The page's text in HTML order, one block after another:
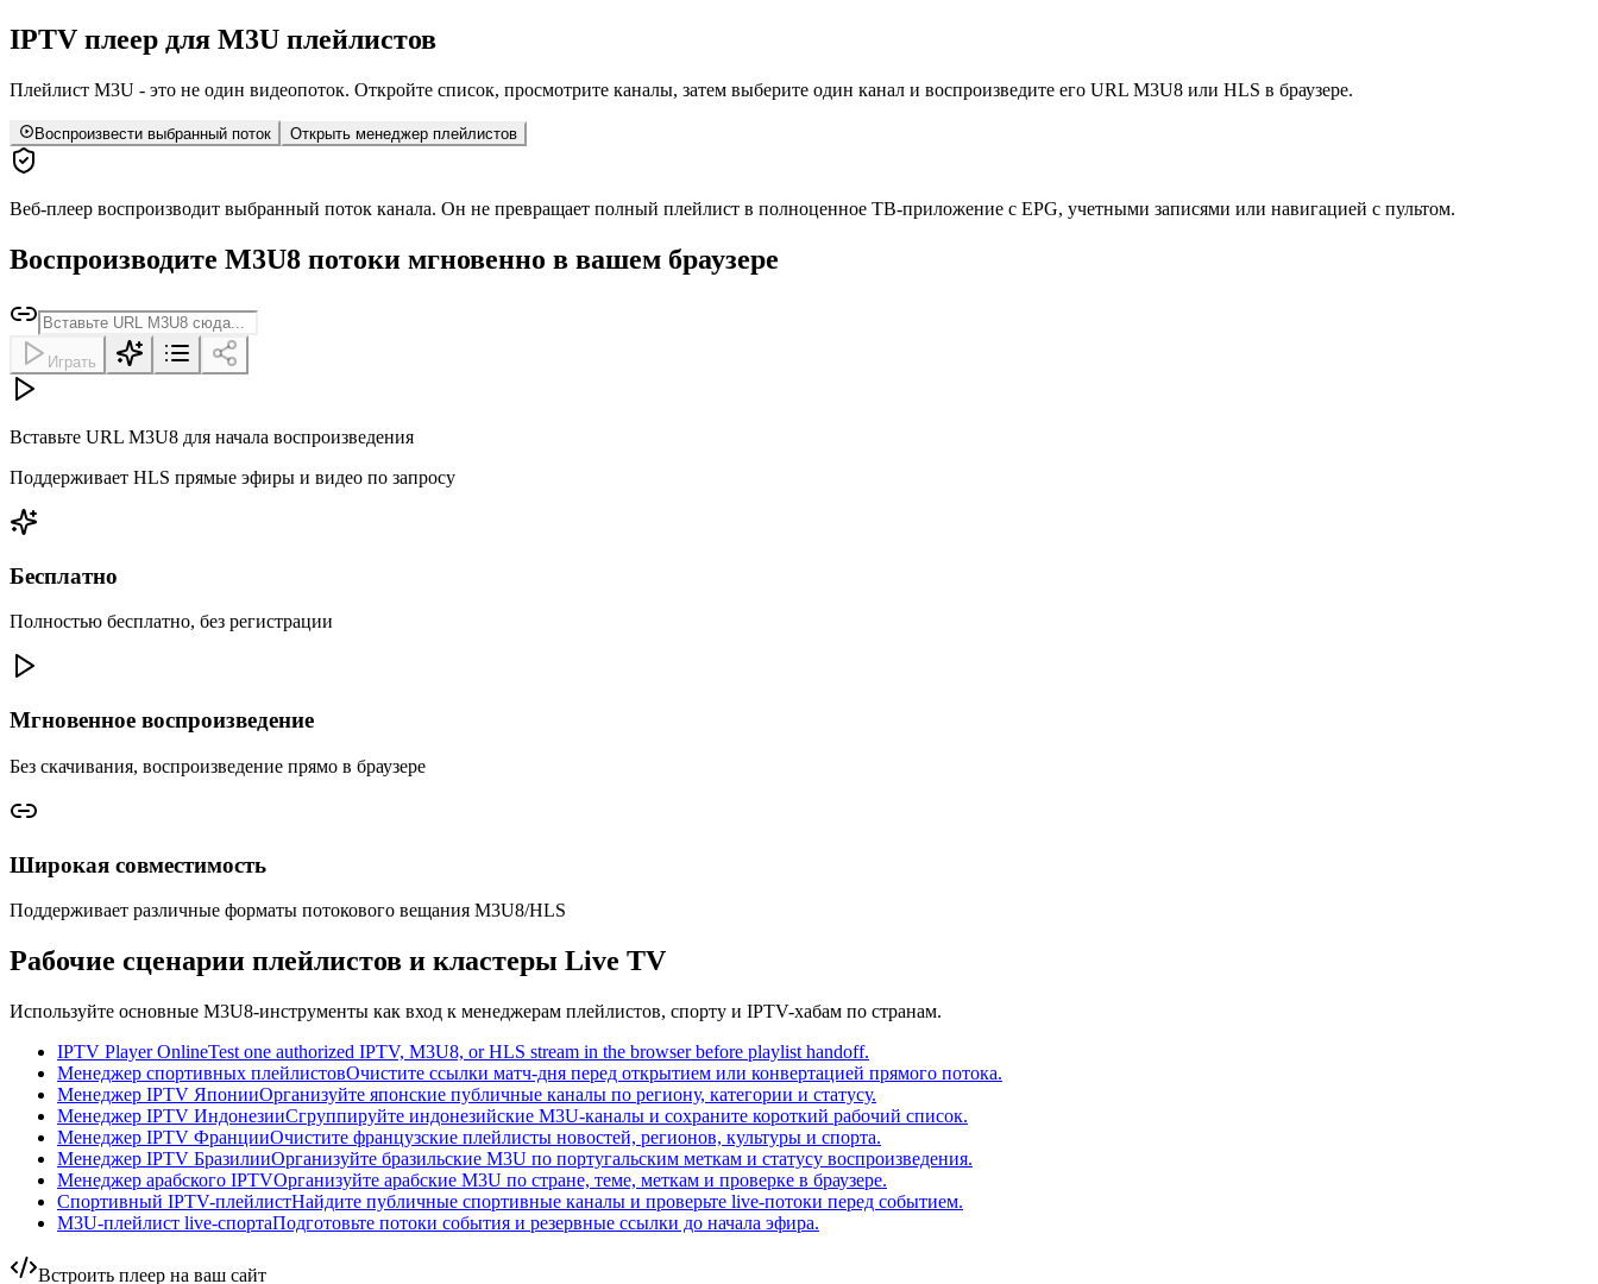
IPTV плеер для M3U плейлистов
Плейлист M3U - это не один видеопоток. Откройте список, просмотрите каналы, затем выберите один канал и воспроизведите его URL M3U8 или HLS в браузере.
Воспроизвести выбранный поток Открыть менеджер плейлистов
Веб-плеер воспроизводит выбранный поток канала. Он не превращает полный плейлист в полноценное ТВ-приложение с EPG, учетными записями или навигацией с пультом.
Воспроизводите M3U8 потоки мгновенно в вашем браузере
Играть
Вставьте URL M3U8 для начала воспроизведения
Поддерживает HLS прямые эфиры и видео по запросу
Бесплатно
Полностью бесплатно, без регистрации
Мгновенное воспроизведение
Без скачивания, воспроизведение прямо в браузере
Широкая совместимость
Поддерживает различные форматы потокового вещания M3U8/HLS
Рабочие сценарии плейлистов и кластеры Live TV
Используйте основные M3U8-инструменты как вход к менеджерам плейлистов, спорту и IPTV-хабам по странам.
IPTV Player OnlineTest one authorized IPTV, M3U8, or HLS stream in the browser before playlist handoff.
Менеджер спортивных плейлистовОчистите ссылки матч-дня перед открытием или конвертацией прямого потока.
Менеджер IPTV ЯпонииОрганизуйте японские публичные каналы по региону, категории и статусу.
Менеджер IPTV ИндонезииСгруппируйте индонезийские M3U-каналы и сохраните короткий рабочий список.
Менеджер IPTV ФранцииОчистите французские плейлисты новостей, регионов, культуры и спорта.
Менеджер IPTV БразилииОрганизуйте бразильские M3U по португальским меткам и статусу воспроизведения.
Менеджер арабского IPTVОрганизуйте арабские M3U по стране, теме, меткам и проверке в браузере.
Спортивный IPTV-плейлистНайдите публичные спортивные каналы и проверьте live-потоки перед событием.
M3U-плейлист live-спортаПодготовьте потоки события и резервные ссылки до начала эфира.
Встроить плеер на ваш сайт